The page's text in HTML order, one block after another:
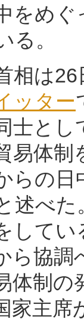
をめ
る。
は26
ッター
士と
易体
らの
述べ
してい
ら協
体制
家主